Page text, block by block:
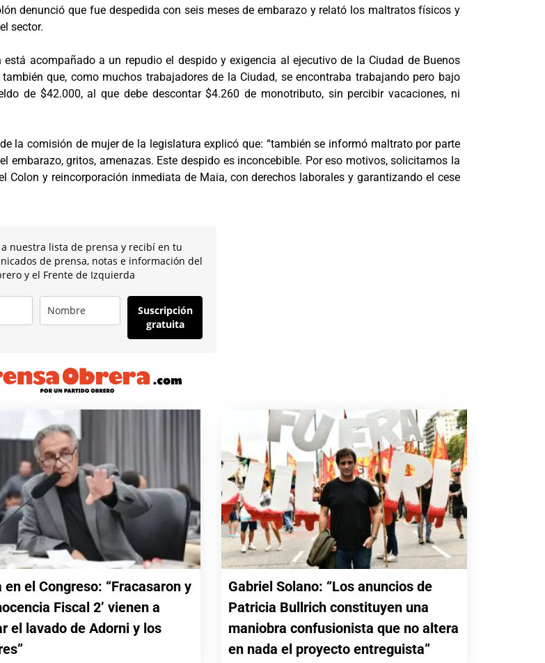
denunció que fue despedida con seis meses de embarazo y relató los maltratos físicos y
sector.
acompañado a un repudio el despido y exigencia al ejecutivo de la Ciudad de Buenos
que, como muchos trabajadores de la Ciudad, se encontraba trabajando pero bajo
de $42.000, al que debe descontar $4.260 de monotributo, sin percibir vacaciones, ni
la comisión de mujer de la legislatura explicó que: “también se informó maltrato por parte
embarazo, gritos, amenazas. Este despido es inconcebible. Por eso motivos, solicitamos la
y reincorporación inmediata de Maia, con derechos laborales y garantizando el cese
nuestra lista de prensa y recibí en tu
de prensa, notas e información del
y el Frente de Izquierda
Suscripción
gratuita
en el Congreso: “Fracasaron y
Fiscal 2’ vienen a
el lavado de Adorni y los
Gabriel Solano: “Los anuncios de
Patricia Bullrich constituyen una
maniobra confusionista que no altera
en nada el proyecto entreguista”